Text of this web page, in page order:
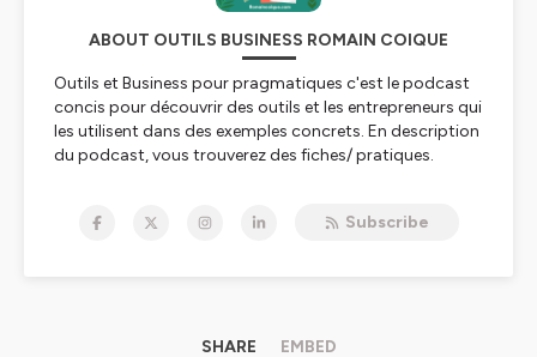
ABOUT OUTILS BUSINESS ROMAIN COIQUE
Outils et Business pour pragmatiques c'est le podcast
concis pour découvrir des outils et les entrepreneurs qui
les utilisent dans des exemples concrets. En description
du podcast, vous trouverez des fiches/ pratiques.
Ambitieusement !
Subscribe
SHARE EMBED